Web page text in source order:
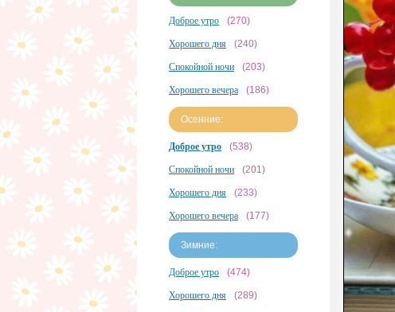
Доброе утро (270)
Хорошего дня (240)
Спокойной ночи (203)
Хорошего вечера (186)
Осенние:
Доброе утро (538)
Спокойной ночи (201)
Хорошего дня (233)
Хорошего вечера (177)
Зимние:
Доброе утро (474)
Хорошего дня (289)